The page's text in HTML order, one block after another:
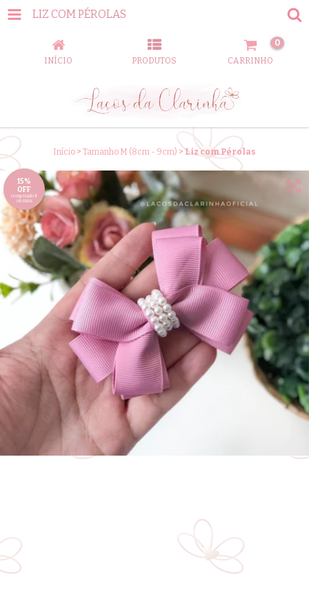
LIZ COM PÉROLAS
INÍCIO PRODUTOS CARRINHO
0
Início > Tamanho M (8cm - 9cm) > Liz com Pérolas
15%
OFF
comprando 4
ou mais